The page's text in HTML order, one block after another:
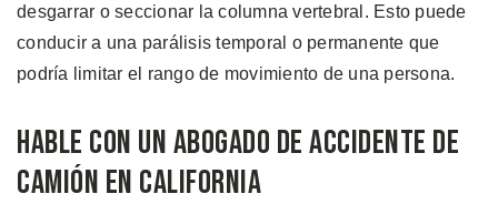
desgarrar o seccionar la columna vertebral. Esto puede
conducir a una parálisis temporal o permanente que
podría limitar el rango de movimiento de una persona.
Hable con un Abogado de Accidente de
Camión en California